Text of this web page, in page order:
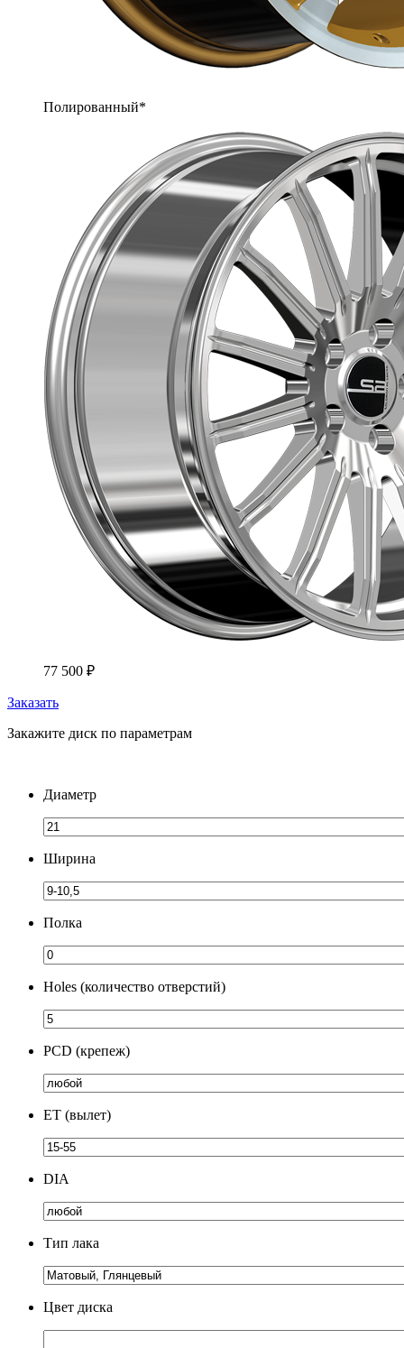
Полированный*
77 500 ₽
Заказать
Закажите диск по параметрам
Диаметр
Ширина
Полка
Holes (количество отверстий)
PCD (крепеж)
ЕТ (вылет)
DIA
Тип лака
Цвет диска